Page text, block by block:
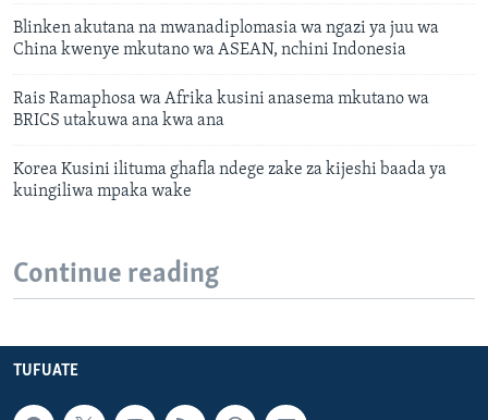
Blinken akutana na mwanadiplomasia wa ngazi ya juu wa
China kwenye mkutano wa ASEAN, nchini Indonesia
Rais Ramaphosa wa Afrika kusini anasema mkutano wa
BRICS utakuwa ana kwa ana
Korea Kusini ilituma ghafla ndege zake za kijeshi baada ya
kuingiliwa mpaka wake
Continue reading
TUFUATE